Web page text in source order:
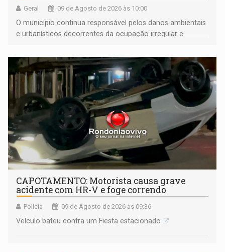
Geral 09 de Agosto de 2026 às 10:00
O município continua responsável pelos danos ambientais
e urbanísticos decorrentes da ocupação irregular e
CAPOTAMENTO: Motorista causa grave
acidente com HR-V e foge correndo
Polícia 09 de Agosto de 2026 às 09:36
Veículo bateu contra um Fiesta estacionado